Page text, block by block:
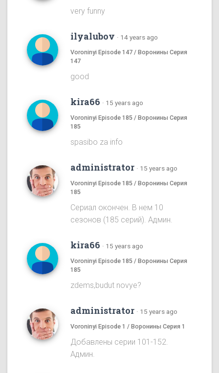
very funny
ilyalubov · 14 years ago
Voroninyi Episode 147 / Воронины Серия
147
good
kira66 · 15 years ago
Voroninyi Episode 185 / Воронины Серия
185
spasibo za info
administrator · 15 years ago
Voroninyi Episode 185 / Воронины Серия
185
Сериал окончен. В нем 10
сезонов (185 серий). Админ.
kira66 · 15 years ago
Voroninyi Episode 185 / Воронины Серия
185
zdems,budut novye?
administrator · 15 years ago
Voroninyi Episode 1 / Воронины Серия 1
Добавлены серии 101-152.
Админ.